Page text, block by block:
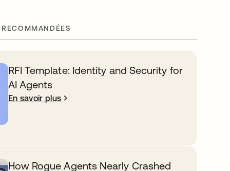
RFI Template: Identity and Security for
AI Agents
En savoir plus
How Rogue Agents Nearly Crashed